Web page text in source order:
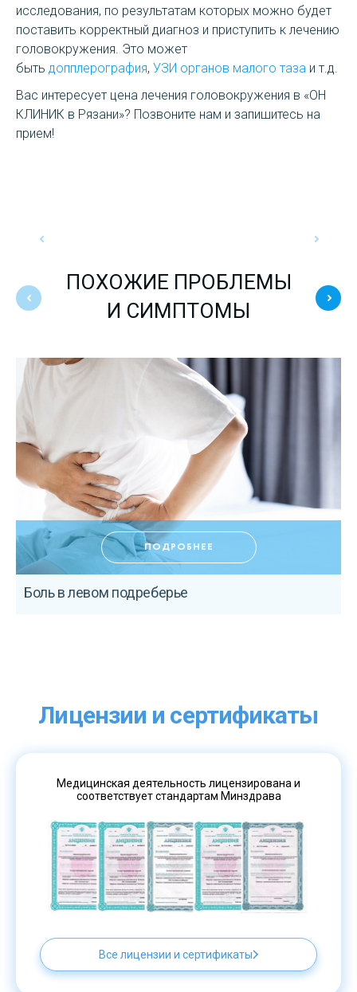
исследования, по результатам которых можно будет
поставить корректный диагноз и приступить к лечению
головокружения. Это может
быть допплерография, УЗИ органов малого таза и т.д.
Вас интересует цена лечения головокружения в «ОН
КЛИНИК в Рязани»? Позвоните нам и запишитесь на
прием!
ПОХОЖИЕ ПРОБЛЕМЫ
И СИМПТОМЫ
ПОДРОБНЕЕ
Боль в левом подреберье
Лицензии и сертификаты
Медицинская деятельность лицензирована и
соответствует стандартам Минздрава
Все лицензии и сертификаты